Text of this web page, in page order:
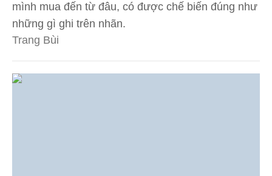
mình mua đến từ đâu, có được chế biến đúng như
những gì ghi trên nhãn.
Trang Bùi